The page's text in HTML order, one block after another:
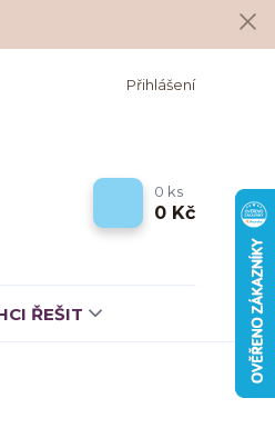
Přihlášení
0 ks
0 Kč
ŘEŠIT